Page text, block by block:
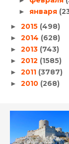
► января
► 2015 (498)
► 2014 (628)
► 2013 (743)
► 2012 (1585)
► 2011 (3787)
► 2010 (268)